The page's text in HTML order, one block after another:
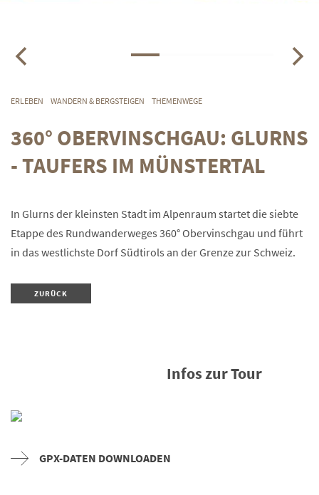
ERLEBEN WANDERN & BERGSTEIGEN THEMENWEGE
360° OBERVINSCHGAU: GLURNS
- TAUFERS IM MÜNSTERTAL
In Glurns der kleinsten Stadt im Alpenraum startet die siebte
Etappe des Rundwanderweges 360° Obervinschgau und führt
in das westlichste Dorf Südtirols an der Grenze zur Schweiz.
ZURÜCK
Infos zur Tour
GPX-DATEN DOWNLOADEN